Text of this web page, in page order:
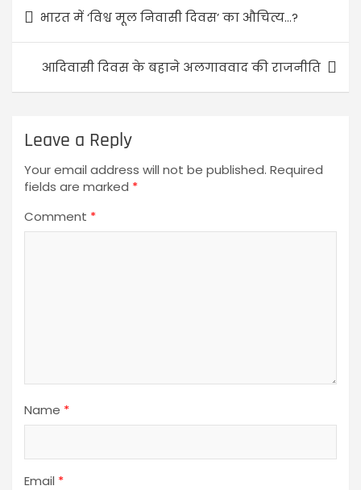
भारत में ‘विश्व मूल निवासी दिवस’ का औचित्य…?
आदिवासी दिवस के बहाने अलगाववाद की राजनीति
Leave a Reply
Your email address will not be published. Required
fields are marked *
Comment *
Name *
Email *